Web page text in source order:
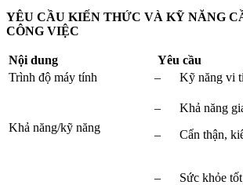
YÊU CẦU KIẾN THỨC VÀ KỸ NĂNG
CÔNG VIỆC
Nội dung
Yêu cầu
Trình độ máy tính
– Kỹ năng vi
Khả năng/kỹ năng
– Khả năng
– Cẩn thận,
– Sức khỏe